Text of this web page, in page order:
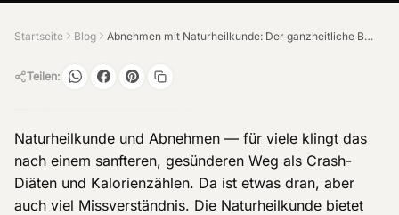
Startseite Blog Abnehmen mit Naturheilkunde: Der ganzheitliche Blick
Teilen:
Naturheilkunde und Abnehmen — für viele klingt das
nach einem sanfteren, gesünderen Weg als Crash-
Diäten und Kalorienzählen. Da ist etwas dran, aber
auch viel Missverständnis. Die Naturheilkunde bietet